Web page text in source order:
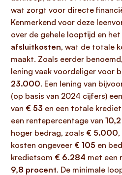
wat zorgt voor directe
Kenmerkend voor deze
over de gehele looptijd en
afsluitkosten, wat de totale
maakt. Zoals eerder
lening vaak voordeliger voor
23.000. Een lening van
(op basis van 2024 cijfers)
van € 53 en een totale
een rentepercentage van
hoger bedrag, zoals € 5.000,
kosten ongeveer € 105 en
kredietsom € 6.284 met een
9,8 procent. De minimale